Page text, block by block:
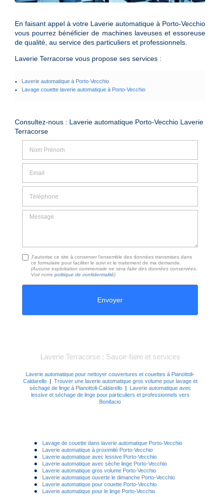
En faisant appel à votre Laverie automatique à Porto-Vecchio
vous pourrez bénéficier de machines laveuses et essoreuse
de qualité, au service des particuliers et professionnels.
Laverie Terracorse vous propose ses services :
Laverie automatique à Porto-Vecchio
Lavage couette laverie automatique à Porto-Vecchio
Consultez-nous : Laverie automatique Porto-Vecchio Laverie
Terracorse
Message
J'autorise ce site à conserver l'ensemble des données transmises dans
ce formulaire pour faciliter le suivi et le traitement de ma demande.
(Aucune exploitation commerciale ne sera faite des données conservées.
Voir notrepolitique de confidentialité)
Laverie Terracorse : Savoir-faire et services
Laverie automatique pour nettoyer couvertures et couettes à Pianottoli-
Caldarello| Trouver une laverie automatique gros volume pour lavage et
séchage de linge à Pianottoli-Caldarello|
Laverie automatique avec
lessive et séchage de linge pour particuliers et professionnels vers
Bonifacio
Lavage de couette dans laverie automatique Porto-Vecchio
Laverie automatique à proximité Porto-Vecchio
Laverie automatique avec lessive Porto-Vecchio
Laverie automatique avec sèche linge Porto-Vecchio
Laverie automatique gros volume Porto-Vecchio
Laverie automatique ouverte le dimanche Porto-Vecchio
Laverie automatique pour couette Porto-Vecchio
Laverie automatique pour le linge Porto-Vecchio